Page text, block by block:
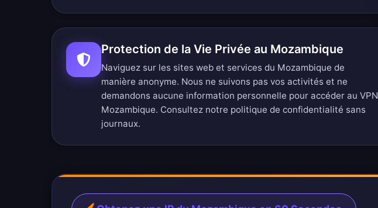
Protection de la Vie Privée au Mozambique
Naviguez sur les sites web et services du Mozambique de
manière anonyme. Nous ne suivons pas vos activités et ne
demandons aucune information personnelle pour accéder au VPN
Mozambique. Consultez notre politique de confidentialité sans
journaux.